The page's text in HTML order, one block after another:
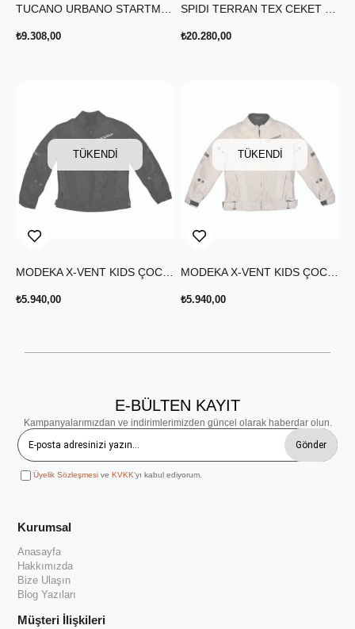
₺9.308,00 ₺20.280,00
TÜKENDI
₺5.940,00
TÜKENDI
₺5.940,00
E-BÜLTEN KAYIT
Kampanyalarımızdan ve indirimlerimizden güncel olarak haberdar olun.
Gönder
Üyelik Sözleşmesi veKVKK'yı kabul ediyorum.
Kurumsal
Anasayfa
Hakkımızda
Bize Ulaşın
Blog Yazıları
Müşteri İlişkileri